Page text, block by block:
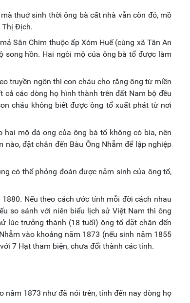
thuở sinh thời ông bà cất nhà vẫn còn đó, mồ
Thị Địch.
Sân Chim thuộc ấp Xóm Huế (cùng xã Tân An
song hồn. Hai ngôi mộ của ông bà tổ được làm
truyền ngôn thì con cháu cho rằng ông từ miền
các dòng họ hình thành trên đất Nam bộ đều
cháu không biết được ông tổ xuất phát từ nơi
mộ đá ong của ông bà tổ không có bia, nên
đặt chân đến Bàu Ông Nhẵm để lập nghiệp
có thể phỏng đoán được năm sinh của ông tổ,
Nếu theo cách ước tính mỗi đời cách nhau
so sánh với niên biểu lịch sử Việt Nam thì ông
lúc trưởng thành (18 tuổi) ông tổ đặt chân đến
vào khoảng năm 1873 (nếu sinh năm 1855
7 Hạt tham biện, chưa đổi thành các tỉnh.
năm 1873 như đã nói trên, tính đến nay dòng họ